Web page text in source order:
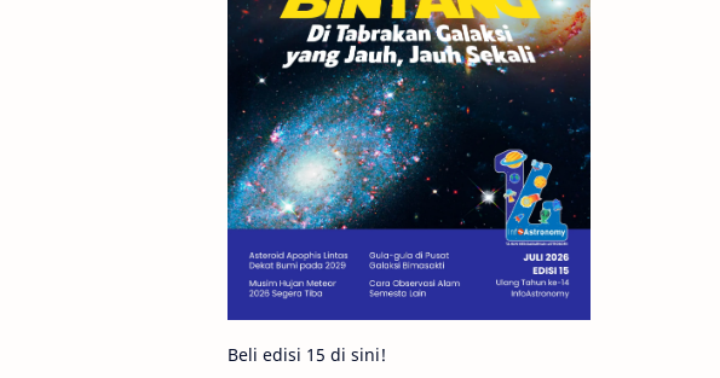
GMT 2016 History
Hoax Bima Sakti
Meteor Gerhana
Komet ISON Jupiter
Planet Kerdil Bumi
Pengetahuan Berita
Beli edisi 15 di sini!